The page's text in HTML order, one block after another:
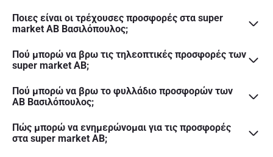
Ποιες είναι οι τρέχουσες προσφορές στα super
market AB Βασιλόπουλος;
Πού μπορώ να βρω τις τηλεοπτικές προσφορές των
super market AB;
Πού μπορώ να βρω το φυλλάδιο προσφορών των
AB Βασιλόπουλος;
Πώς μπορώ να ενημερώνομαι για τις προσφορές
στα super market ΑΒ;